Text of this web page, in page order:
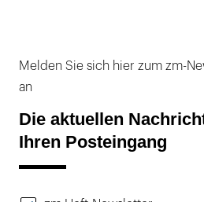
Melden Sie sich hier zum zm-
an
Die aktuellen
Ihren Posteingang